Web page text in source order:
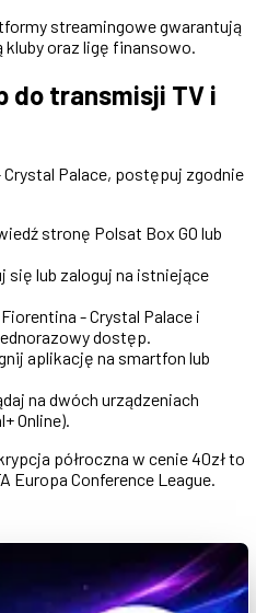
streamingowe gwarantują
oraz ligę finansowo.
do transmisji TV i
Palace, postępuj zgodnie
stronę Polsat Box GO lub
się lub zaloguj na istniejące
- Crystal Palace i
dostęp.
aplikację na smartfon lub
na dwóch urządzeniach
Online).
półroczna w cenie 40zł to
Europa Conference League.